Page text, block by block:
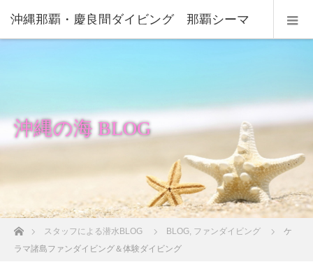
沖縄那覇・慶良間ダイビング 那覇シーマ
沖縄の海 BLOG
ホームスタッフによる潜水BLOG BLOG, ファンダイビング
ケ
ラマ諸島ファンダイビング＆体験ダイビング